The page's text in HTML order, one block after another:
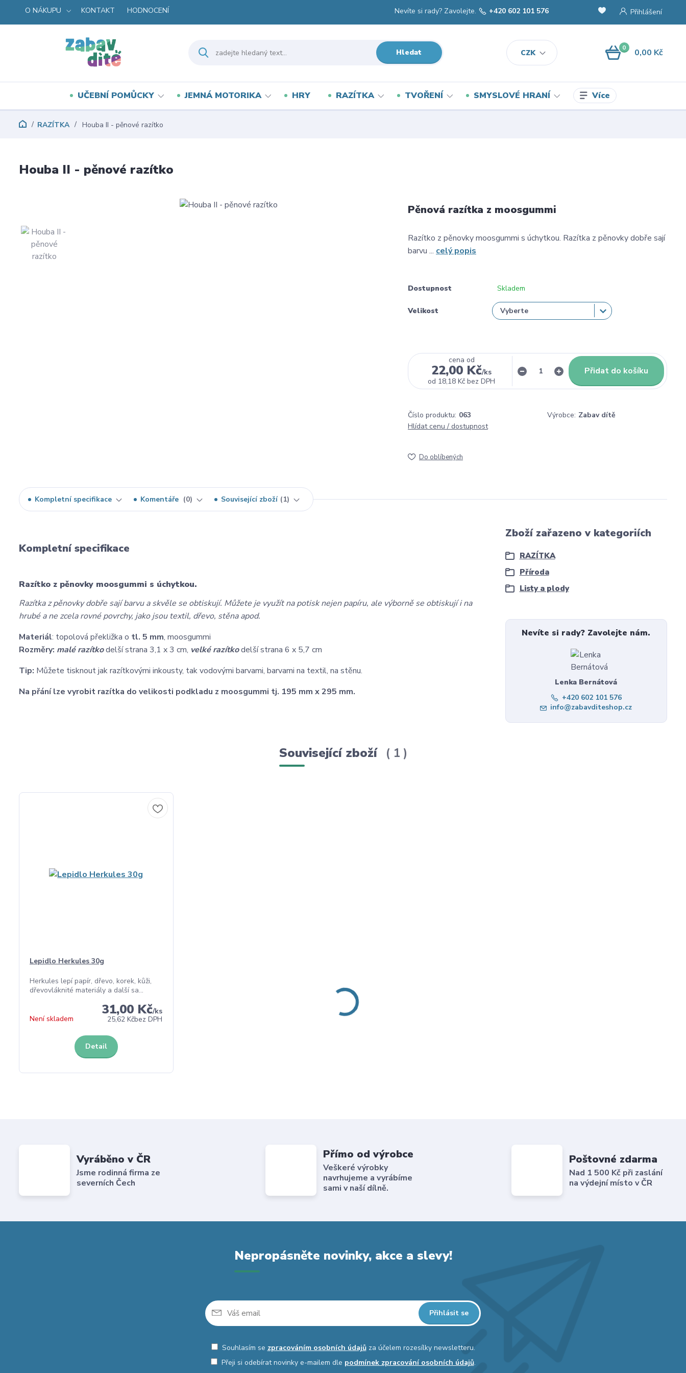
O NÁKUPU KONTAKT HODNOCENÍ
CZK
Přihlášení
Hledat
Nevíte si rady? Zavolejte. +420 602 101 576
0 0,00 Kč
UČEBNÍ POMŮCKY JEMNÁ MOTORIKA HRY RAZÍTKA TVOŘENÍ SMYSLOVÉ HRANÍ Více
RAZÍTKA Houba II - pěnové razítko
Houba II - pěnové razítko
Pěnová razítka z moosgummi
Razítko z pěnovky moosgummi s úchytkou. Razítka z pěnovky dobře sají
barvu ... celý popis
Dostupnost Skladem
Velikost
cena od
22,00 Kč/ks
od 18,18 Kč bez DPH
Přidat do košíku
Číslo produktu: 063 Výrobce: Zabav dítě
Hlídat cenu / dostupnost
Do oblíbených
Kompletní specifikace Komentáře 0 Související zboží 1
Kompletní specifikace
Razítko z pěnovky moosgummi s úchytkou.
Razítka z pěnovky dobře sají barvu a skvěle se obtiskují. Můžete je využít na potisk nejen papíru, ale výborně se obtiskují i na
hrubé a ne zcela rovné povrchy, jako jsou textil, dřevo, stěna apod.
Materiál: topolová překližka o tl. 5 mm, moosgummi
Rozměry: malé razítkodelší strana 3,1 x 3 cm, velké razítkodelší strana 6 x 5,7 cm
Tip: Můžete tisknout jak razítkovými inkousty, tak vodovými barvami, barvami na textil, na stěnu.
Na přání lze vyrobit razítka do velikosti podkladu z moosgummi tj. 195 mm x 295 mm.
Zboží zařazeno v kategoriích
RAZÍTKA
Příroda
Listy a plody
Nevíte si rady? Zavolejte nám.
Lenka Bernátová
+420 602 101 576
info@zabavditeshop.cz
Související zboží 1
Lepidlo Herkules 30g
Herkules lepí papír, dřevo, korek, kůži,
dřevovláknité materiály a další sa...
31,00 Kč/ks
25,62 Kčbez DPH
Není skladem
Detail
Vyráběno v ČR
Jsme rodinná firma ze
severních Čech
Přímo od výrobce
Veškeré výrobky
navrhujeme a vyrábíme
sami v naší dílně.
Poštovné zdarma
Nad 1 500 Kč při zaslání
na výdejní místo v ČR
Nepropásněte novinky, akce a slevy!
Přihlásit se
Souhlasím se zpracováním osobních údajůza účelem rozesílky newsletteru.
Přeji si odebírat novinky e-mailem dle podmínek zpracování osobních údajů.